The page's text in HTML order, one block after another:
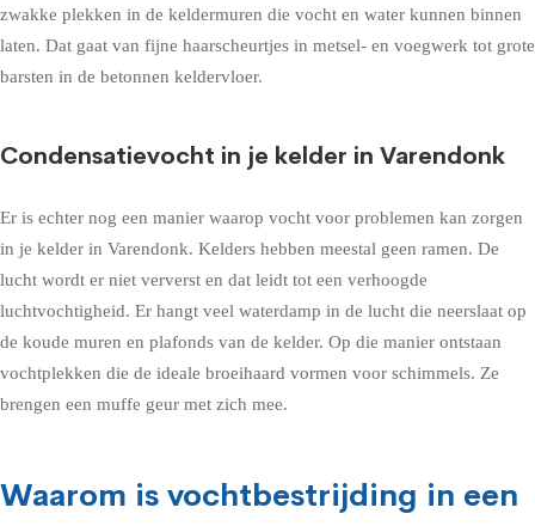
zwakke plekken in de keldermuren die vocht en water kunnen binnen
laten. Dat gaat van fijne haarscheurtjes in metsel- en voegwerk tot grote
barsten in de betonnen keldervloer.
Condensatievocht in je kelder in Varendonk
Er is echter nog een manier waarop vocht voor problemen kan zorgen
in je kelder in Varendonk. Kelders hebben meestal geen ramen. De
lucht wordt er niet ververst en dat leidt tot een verhoogde
luchtvochtigheid. Er hangt veel waterdamp in de lucht die neerslaat op
de koude muren en plafonds van de kelder. Op die manier ontstaan
vochtplekken die de ideale broeihaard vormen voor schimmels. Ze
brengen een muffe geur met zich mee.
Waarom is vochtbestrijding in een